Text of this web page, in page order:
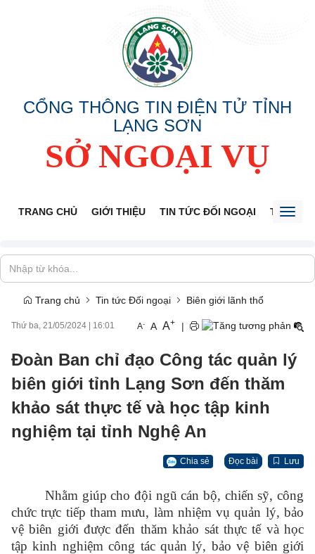
CỔNG THÔNG TIN ĐIỆN TỬ TỈNH
LẠNG SƠN
SỞ NGOẠI VỤ
TRANG CHỦ GIỚI THIỆU TIN TỨC ĐỐI NGOẠI THÔNG
Trang chủ Tin tức Đối ngoại Biên giới lãnh thổ
Thứ ba, 21/05/2024 16:01 A- A A+ |
Đoàn Ban chỉ đạo Công tác quản lý
biên giới tỉnh Lạng Sơn đến thăm
khảo sát thực tế và học tập kinh
nghiệm tại tỉnh Nghệ An
Chia sẻ Đọc bài Lưu
Nhằm giúp cho đội ngũ cán bộ, chiến sỹ, công
chức trực tiếp tham mưu, làm nhiệm vụ quản lý, bảo
vệ biên giới được đến thăm khảo sát thực tế và học
tập kinh nghiệm công tác quản lý, bảo vệ biên giới